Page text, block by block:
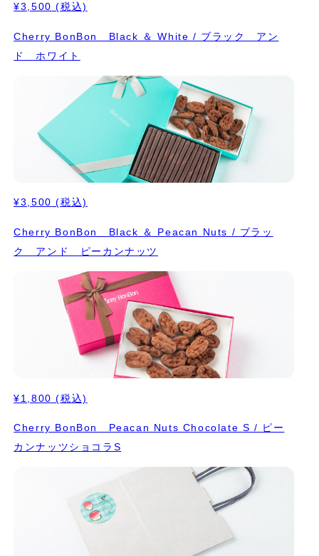
¥3,500 (税込)
Cherry BonBon Black ＆ White / ブラック アン
ド ホワイト
¥3,500 (税込)
Cherry BonBon Black ＆ Peacan Nuts / ブラッ
ク アンド ピーカンナッツ
¥1,800 (税込)
Cherry BonBon Peacan Nuts Chocolate S / ピー
カンナッツショコラS